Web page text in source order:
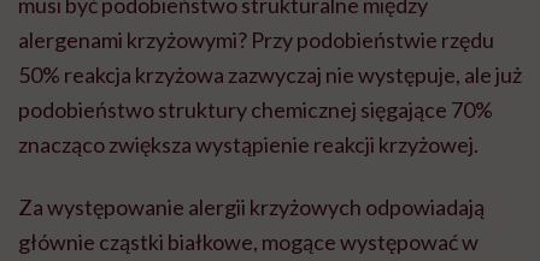
alergenami krzyżowymi? Przy podobieństwie rzędu
50% reakcja krzyżowa zazwyczaj nie występuje, ale już
podobieństwo struktury chemicznej sięgające 70%
znacząco zwiększa wystąpienie reakcji krzyżowej.
Za występowanie alergii krzyżowych odpowiadają
głównie cząstki białkowe, mogące występować w